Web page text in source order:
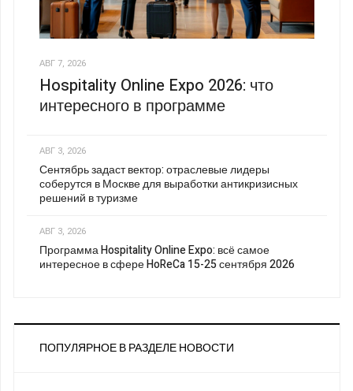
АВГ 7, 2026
Hospitality Online Expo 2026: что
интересного в программе
АВГ 3, 2026
Сентябрь задаст вектор: отраслевые лидеры
соберутся в Москве для выработки антикризисных
решений в туризме
АВГ 3, 2026
Программа Hospitality Online Expo: всё самое
интересное в сфере HoReCa 15-25 сентября 2026
ПОПУЛЯРНОЕ В РАЗДЕЛЕ НОВОСТИ